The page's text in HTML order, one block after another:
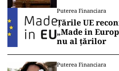
Puterea Financiara
Țările UE
„Made in
nu al țărilor
Puterea Financiara